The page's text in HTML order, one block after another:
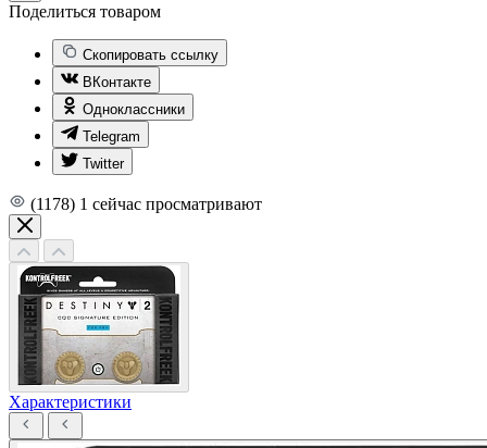
Поделиться товаром
Скопировать ссылку
ВКонтакте
Одноклассники
Telegram
Twitter
(1178) 1 сейчас просматривают
Характеристики